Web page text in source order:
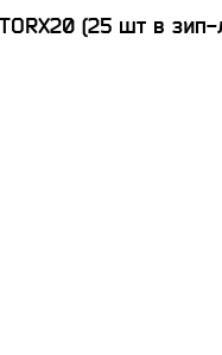
(25 шт в зип-